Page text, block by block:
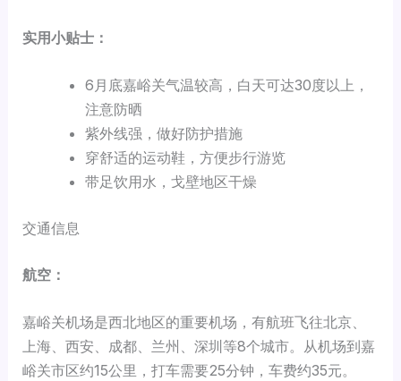
实用小贴士：
6月底嘉峪关气温较高，白天可达30度以上，
注意防晒
紫外线强，做好防护措施
穿舒适的运动鞋，方便步行游览
带足饮用水，戈壁地区干燥
交通信息
航空：
嘉峪关机场是西北地区的重要机场，有航班飞往北京、
上海、西安、成都、兰州、深圳等8个城市。从机场到嘉
峪关市区约15公里，打车需要25分钟，车费约35元。